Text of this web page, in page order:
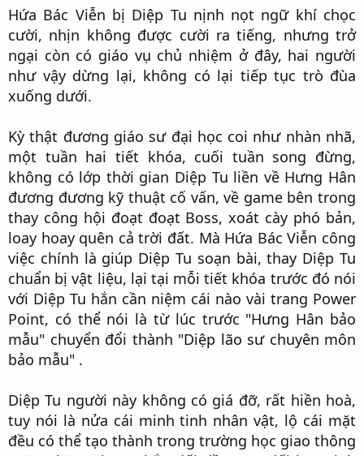
Hứa Bác Viễn bị Diệp Tu nịnh nọt ngữ khí chọc
cười, nhịn không được cười ra tiếng, nhưng trở
ngại còn có giáo vụ chủ nhiệm ở đây, hai người
như vậy dừng lại, không có lại tiếp tục trò đùa
xuống dưới.​
Kỳ thật đương giáo sư đại học coi như nhàn nhã,
một tuần hai tiết khóa, cuối tuần song đừng,
không có lớp thời gian Diệp Tu liền về Hưng Hân
đương đương kỹ thuật cố vấn, về game bên trong
thay công hội đoạt đoạt Boss, xoát cày phó bản,
loay hoay quên cả trời đất. Mà Hứa Bác Viễn công
việc chính là giúp Diệp Tu soạn bài, thay Diệp Tu
chuẩn bị vật liệu, lại tại mỗi tiết khóa trước đó nói
với Diệp Tu hắn cần niệm cái nào vài trang Power
Point, có thể nói là từ lúc trước "Hưng Hân bảo
mẫu" chuyển đổi thành "Diệp lão sư chuyên môn
bảo mẫu" .​
Diệp Tu người này không có giá đỡ, rất hiền hoà,
tuy nói là nửa cái minh tinh nhân vật, lộ cái mặt
đều có thể tạo thành trong trường học giao thông